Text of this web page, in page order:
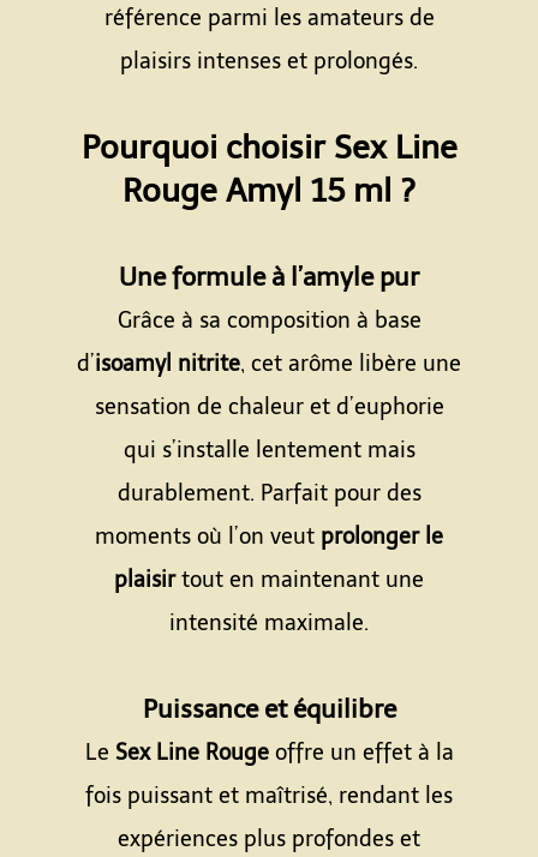
référence parmi les amateurs de
plaisirs intenses et prolongés.
Pourquoi choisir Sex Line
Rouge Amyl 15 ml ?
Une formule à l’amyle pur
Grâce à sa composition à base
d’isoamyl nitrite, cet arôme libère une
sensation de chaleur et d’euphorie
qui s’installe lentement mais
durablement. Parfait pour des
moments où l’on veut prolonger le
plaisirtout en maintenant une
intensité maximale.
Puissance et équilibre
Le Sex Line Rougeoffre un effet à la
fois puissant et maîtrisé, rendant les
expériences plus profondes et